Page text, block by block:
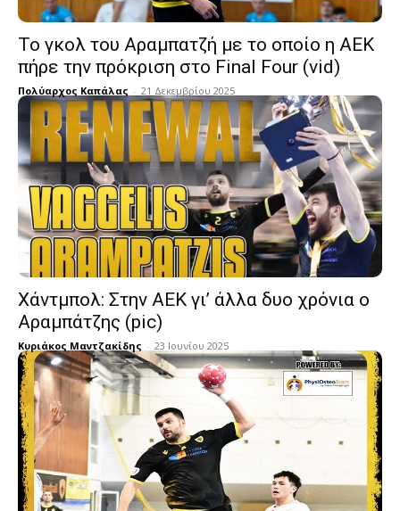
Το γκολ του Αραμπατζή με το οποίο η ΑΕΚ
πήρε την πρόκριση στο Final Four (vid)
Πολύαρχος Καπάλας - 21 Δεκεμβρίου 2025
Χάντμπολ: Στην ΑΕΚ γι’ άλλα δυο χρόνια ο
Αραμπάτζης (pic)
Κυριάκος Μαντζακίδης - 23 Ιουνίου 2025